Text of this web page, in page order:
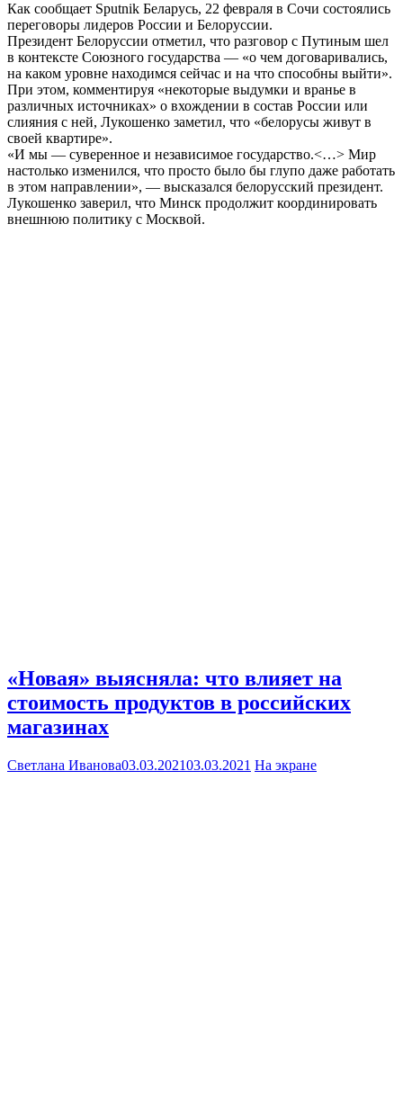
Как сообщает Sputnik Беларусь, 22 февраля в Сочи состоялись
переговоры лидеров России и Белоруссии.
Президент Белоруссии отметил, что разговор с Путиным шел
в контексте Союзного государства — «о чем договаривались,
на каком уровне находимся сейчас и на что способны выйти».
При этом, комментируя «некоторые выдумки и вранье в
различных источниках» о вхождении в состав России или
слияния с ней, Лукошенко заметил, что «белорусы живут в
своей квартире».
«И мы — суверенное и независимое государство.<…> Мир
настолько изменился, что просто было бы глупо даже работать
в этом направлении», — высказался белорусский президент.
Лукошенко заверил, что Минск продолжит координировать
внешнюю политику с Москвой.
«Новая» выясняла: что влияет на
стоимость продуктов в российских
магазинах
Светлана Иванова03.03.202103.03.2021 На экране